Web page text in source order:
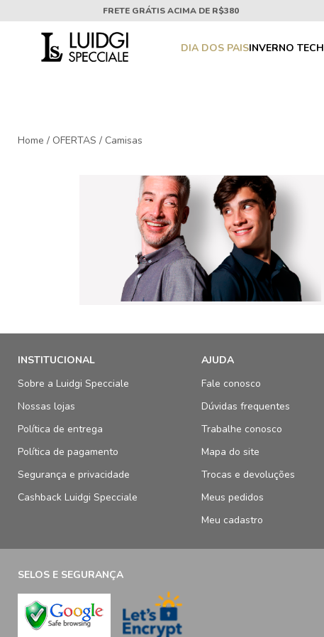
FRETE GRÁTIS ACIMA DE R$380
DIA DOS PAISINVERNO TECH
Home / OFERTAS / Camisas
INSTITUCIONAL
Sobre a Luidgi Specciale
Nossas lojas
Política de entrega
Política de pagamento
Segurança e privacidade
Cashback Luidgi Specciale
AJUDA
Fale conosco
Dúvidas frequentes
Trabalhe conosco
Mapa do site
Trocas e devoluções
Meus pedidos
Meu cadastro
SELOS E SEGURANÇA